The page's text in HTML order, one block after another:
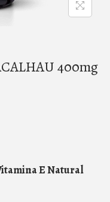
400mg
E Natural